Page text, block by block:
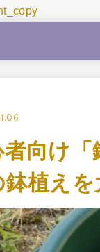
向け
鉢植え